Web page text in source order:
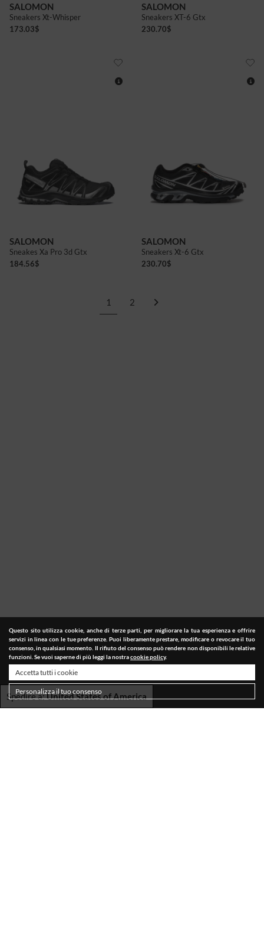
SALOMON
Sneakers Xt-Whisper
173.03$
SALOMON
Sneakers XT-6 Gtx
230.70$
SALOMON
Sneakes Xa Pro 3d Gtx
184.56$
SALOMON
Sneakers Xt-6 Gtx
230.70$
1 2
Spedire a:United States of America
Questo sito utilizza cookie, anche di terze parti, per migliorare la tua esperienza e offrire
servizi in linea con le tue preferenze. Puoi liberamente prestare, modificare o revocare il tuo
consenso, in qualsiasi momento. Il rifiuto del consenso può rendere non disponibili le relative
funzioni. Se vuoi saperne di più leggi la nostracookie policy.
Accetta tutti i cookie
Personalizza il tuo consenso